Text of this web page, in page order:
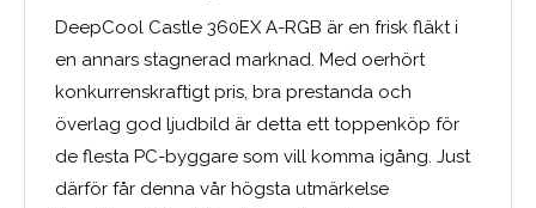
DeepCool Castle 360EX A-RGB är en frisk fläkt i
en annars stagnerad marknad. Med oerhört
konkurrenskraftigt pris, bra prestanda och
överlag god ljudbild är detta ett toppenköp för
de flesta PC-byggare som vill komma igång. Just
därför får denna vår högsta utmärkelse